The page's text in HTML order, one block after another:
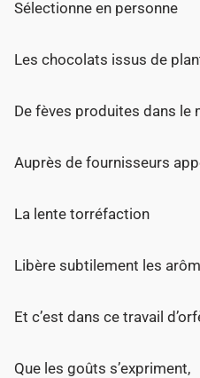
Sélectionne en personne
Les chocolats issus de
De fèves produites dans le
Auprès de fournisseurs
La lente torréfaction
Libère subtilement les
Et c’est dans ce travail
Que les goûts s’expriment,